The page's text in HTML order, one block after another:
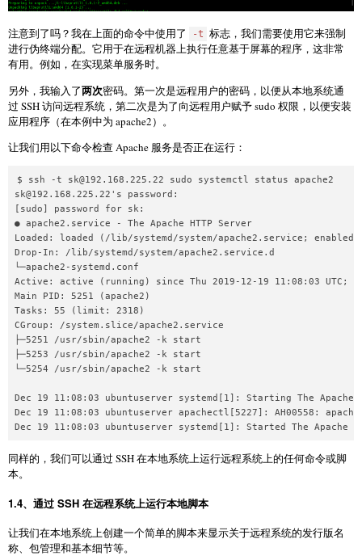
注意到了吗？我在上面的命令中使用了 -t 标志，我们需要使用它来强制
进行伪终端分配。它用于在远程机器上执行任意基于屏幕的程序，这非常
有用。例如，在实现菜单服务时。
另外，我输入了两次密码。第一次是远程用户的密码，以便从本地系统通
过 SSH 访问远程系统，第二次是为了向远程用户赋予 sudo 权限，以便安装
应用程序（在本例中为 apache2）。
让我们用以下命令检查 Apache 服务是否正在运行：
$ ssh -t sk@192.168.225.22
sk@192.168.225.22 's password:
[sudo] password for sk:
● apache2.service - The Apache HTTP Server
Loaded: loaded (/lib/systemd/system/apache2.service;
Drop-In: /lib/systemd/system/apache2.service.d
└─apache2-systemd.conf
Active: active (running) since Thu 2019-12-19 11:08:03 UTC;
Main PID: 5251 (apache2)
Tasks: 55 (limit: 2318)
CGroup: /system.slice/apache2.service
├─5251 /usr/sbin/apache2 -k start
├─5253 /usr/sbin/apache2 -k start
└─5254 /usr/sbin/apache2 -k start
Dec 19 11:08:03 ubuntuserver systemd[1]: Starting The Apache
Dec 19 11:08:03 ubuntuserver apachectl[5227]: AH00558:
同样的，我们可以通过 SSH 在本地系统上运行远程系统上的任何命令或脚
本。
1.4、通过 SSH 在远程系统上运行本地脚本
让我们在本地系统上创建一个简单的脚本来显示关于远程系统的发行版名
称、包管理和基本细节等。